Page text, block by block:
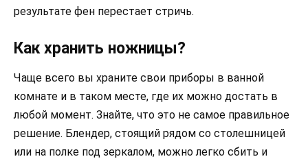
результате фен перестает стричь.
Как хранить ножницы?
Чаще всего вы храните свои приборы в ванной
комнате и в таком месте, где их можно достать в
любой момент. Знайте, что это не самое правильное
решение. Блендер, стоящий рядом со столешницей
или на полке под зеркалом, можно легко сбить и